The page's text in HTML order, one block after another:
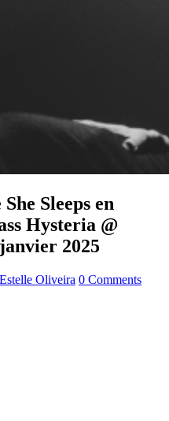
Sleeps en
Hysteria @
2025
Estelle Oliveira 0 Comments